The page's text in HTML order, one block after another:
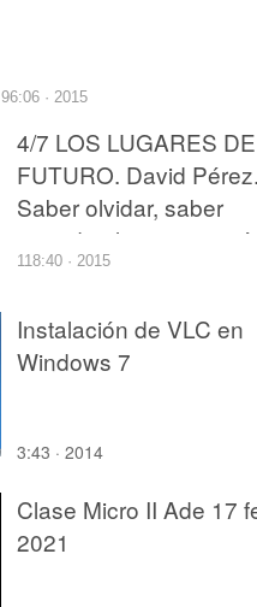
96:06 · 2015
4/7 LOS LUGARES
FUTURO. David
Saber olvidar, saber
recordar: la
del presente y el
118:40 · 2015
Instalación de VLC en
Windows 7
3:43 · 2014
Clase Micro II Ade 17
2021